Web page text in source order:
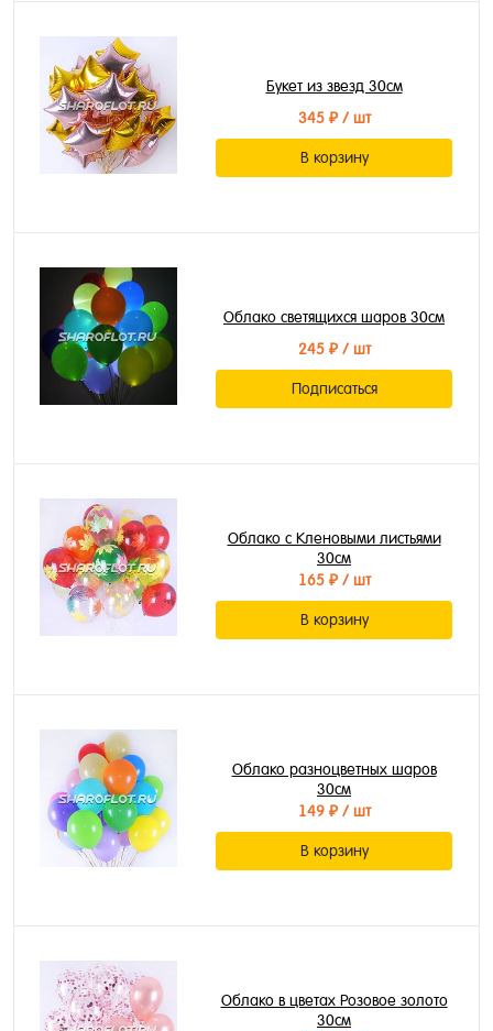
Букет из звезд 30см
345 ₽/ шт
В корзину
Облако светящихся шаров 30см
245 ₽/ шт
Подписаться
Облако с Кленовыми листьями
30см
165 ₽/ шт
В корзину
Облако разноцветных шаров
30см
149 ₽/ шт
В корзину
Облако в цветах Розовое золото
30см